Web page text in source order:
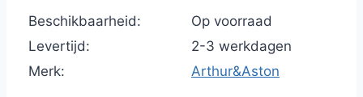
Beschikbaarheid:
Op voorraad
Levertijd:
2-3 werkdagen
Merk:
Arthur&Aston